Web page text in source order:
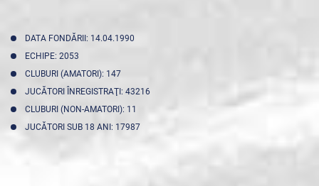
DATA FONDĂRII: 14.04.1990
ECHIPE: 2053
CLUBURI (AMATORI): 147
JUCĂTORI ÎNREGISTRAŢI: 43216
CLUBURI (NON-AMATORI): 11
JUCĂTORI SUB 18 ANI: 17987